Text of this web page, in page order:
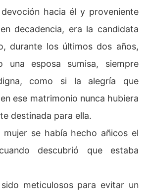
hacia él y proveniente
decadencia, era la candidata
durante los últimos dos años,
una esposa sumisa, siempre
como si la alegría que
ese matrimonio nunca hubiera
destinada para ella.
mujer se había hecho añicos el
descubrió que estaba
meticulosos para evitar un